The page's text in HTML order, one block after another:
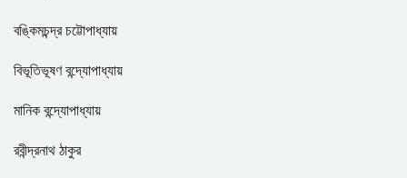
বঙ্কিমচন্দ্র চট্টোপাধ্যায়
বিভূতিভূষণ বন্দ্যোপাধ্যায়
মানিক বন্দ্যোপাধ্যায়
রবীন্দ্রনাথ ঠাকুর